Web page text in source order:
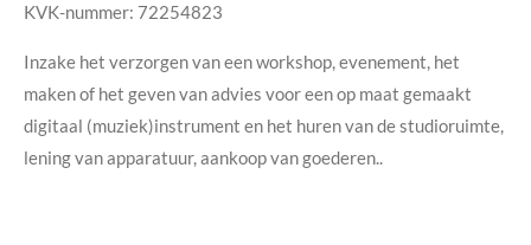
KVK-nummer: 72254823
Inzake het verzorgen van een workshop, evenement, het
maken of het geven van advies voor een op maat gemaakt
digitaal (muziek)instrument en het huren van de studioruimte,
lening van apparatuur, aankoop van goederen..